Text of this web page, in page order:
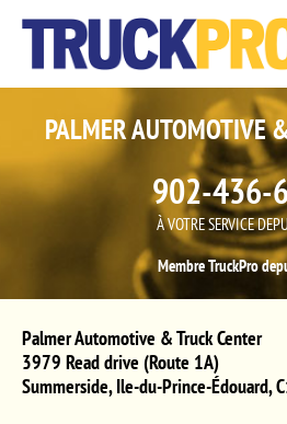
PALMER AUTOMOTIVE
902-436-
À VOTRE SERVICE
Membre TruckPro
Palmer Automotive & Truck Center
3979 Read drive (Route 1A)
Summerside,Ile-du-Prince-Édouard,